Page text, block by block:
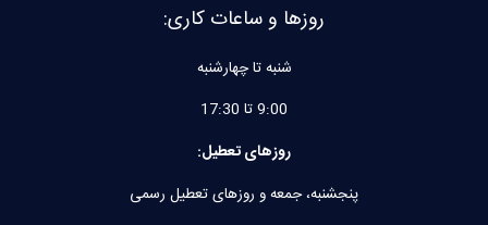
روزها و ساعات کاری:
شنبه تا چهارشنبه
9:00 تا 17:30
روزهای تعطیل:
پنجشنبه، جمعه و روزهای تعطیل رسمی